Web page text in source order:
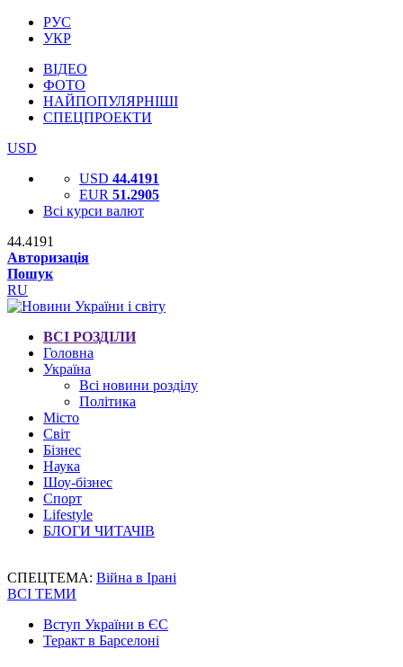
РУС
УКР
ВІДЕО
ФОТО
НАЙПОПУЛЯРНІШІ
СПЕЦПРОЕКТИ
USD
USD 44.4191
EUR 51.2905
Всі курси валют
44.4191
Авторизація
Пошук
RU
ВСІ РОЗДІЛИ
Головна
Україна
Всі новини розділу
Політика
Місто
Світ
Бізнес
Наука
Шоу-бізнес
Спорт
Lifestyle
БЛОГИ ЧИТАЧІВ
СПЕЦТЕМА: Війна в Ірані
ВСІ ТЕМИ
Вступ України в ЄС
Теракт в Барселоні